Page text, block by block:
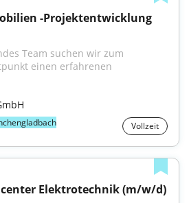
-Projektentwicklung
Team suchen wir zum
Vollzeit
Elektrotechnik (m/w/d)